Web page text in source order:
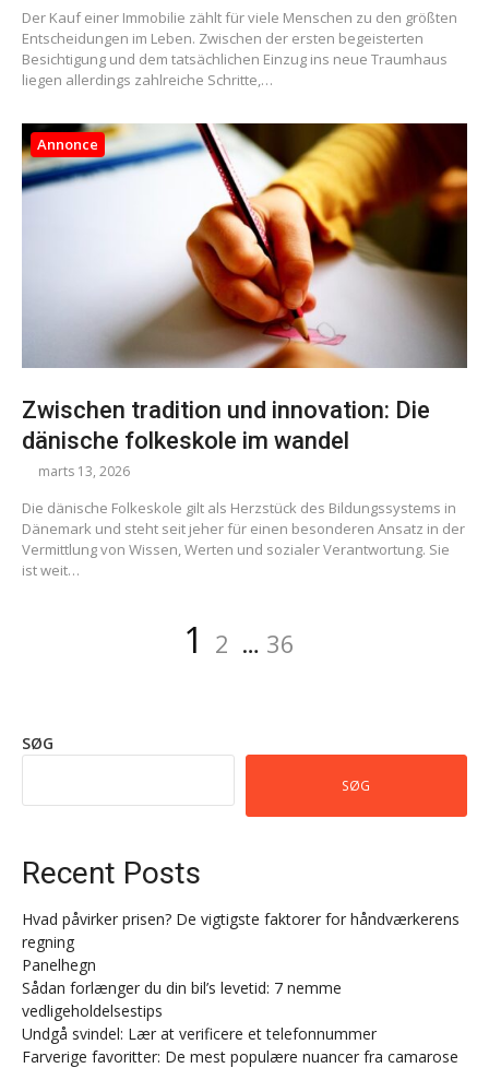
Der Kauf einer Immobilie zählt für viele Menschen zu den größten
Entscheidungen im Leben. Zwischen der ersten begeisterten
Besichtigung und dem tatsächlichen Einzug ins neue Traumhaus
liegen allerdings zahlreiche Schritte,…
Annonce
Zwischen tradition und innovation: Die
dänische folkeskole im wandel
marts 13, 2026
Die dänische Folkeskole gilt als Herzstück des Bildungssystems in
Dänemark und steht seit jeher für einen besonderen Ansatz in der
Vermittlung von Wissen, Werten und sozialer Verantwortung. Sie
ist weit…
Indlægsinddeling
Side
1 Side
2 … Side
36
SØG
SØG
Recent Posts
Hvad påvirker prisen? De vigtigste faktorer for håndværkerens
regning
Panelhegn
Sådan forlænger du din bil’s levetid: 7 nemme
vedligeholdelsestips
Undgå svindel: Lær at verificere et telefonnummer
Farverige favoritter: De mest populære nuancer fra camarose